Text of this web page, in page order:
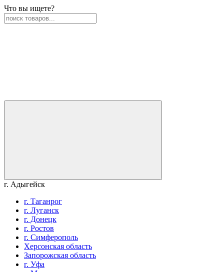
Что вы ищете?
г. Адыгейск
г. Таганрог
г. Луганск
г. Донецк
г. Ростов
г. Симферополь
Херсонская область
Запорожская область
г. Уфа